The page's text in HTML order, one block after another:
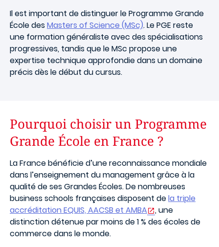
Il est important de distinguer le Programme Grande
École desMasters of Science (MSc). Le PGE reste
une formation généraliste avec des spécialisations
progressives, tandis que le MSc propose une
expertise technique approfondie dans un domaine
précis dès le début du cursus.
Pourquoi choisir un Programme
Grande École en France ?
La France bénéficie d’une reconnaissance mondiale
dans l’enseignement du management grâce à la
qualité de ses Grandes Écoles. De nombreuses
business schools françaises disposent dela triple
accréditation EQUIS, AACSB et AMBA
, une
distinction détenue par moins de 1 % des écoles de
commerce dans le monde.